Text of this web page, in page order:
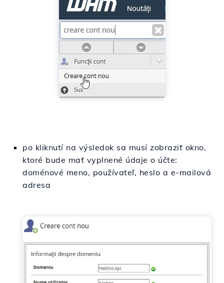
po kliknutí na výsledok sa musí zobraziť okno,
ktoré bude mať vyplnené údaje o účte:
doménové meno, používateľ, heslo a e-mailová
adresa